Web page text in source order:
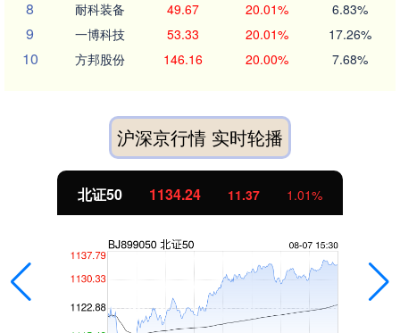
8 耐科装备 49.67 20.01% 6.83%
9 一博科技 53.33 20.01% 17.26%
10 方邦股份 146.16 20.00% 7.68%
沪深京行情 实时轮播
北证50 1134.24 11.37 1.01%